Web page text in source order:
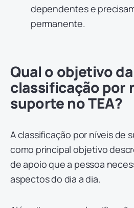
dependentes e
permanente.
Qual o objetivo da
classificação por
suporte no TEA?
A classificação por níveis de
como principal objetivo
de apoio que a pessoa
aspectos do dia a dia.